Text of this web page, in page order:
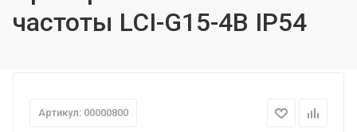
частоты LCI-G15-4B IP54
Артикул: 00000800